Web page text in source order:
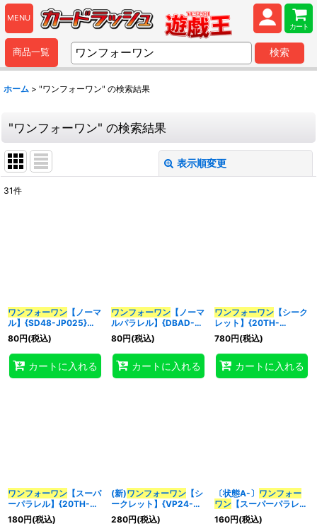
MENU
カート
商品一覧 検索
ホーム > "ワンフォーワン" の検索結果
"ワンフォーワン" の検索結果
表示順変更
カテゴリ:
特集:
31件
ワンフォーワン 【ノーマ
ル】{SD48-JP025}
《魔法》
80円(税込)
カートに入れる
ワンフォーワン【ノーマ
ルパラレル】{DBAD-
JP040}《魔法》
80円(税込)
カートに入れる
ワンフォーワン【シーク
レット】{20TH-
JPC93}《魔法》
780円(税込)
カートに入れる
ワンフォーワン 【スーパ
ーパラレル】{20TH-
JPC93}《魔法》
180円(税込)
(新)ワンフォーワン【シ
ークレット】{VP24-
JP003}《魔法》
280円(税込)
〔状態A-〕 ワンフォー
ワン【スーパーパラレ
ル】{20TH-JPC93}
《魔法》
160円(税込)